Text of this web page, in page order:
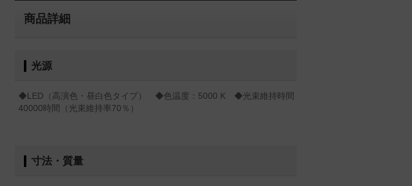
商品詳細
光源
◆LED（高演色・昼白色タイプ） ◆色温度：5000 K ◆光束維持時間
40000時間（光束維持率70％）
寸法・質量